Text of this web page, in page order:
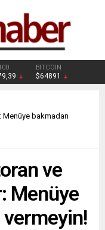
BITCOIN
$64891
Menüye bakmadan
ve
Menüye